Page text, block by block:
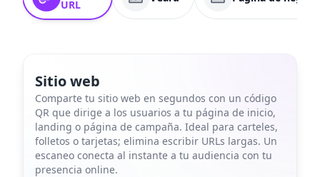
URL
Sitio web
Comparte tu sitio web en segundos con un código
QR que dirige a los usuarios a tu página de inicio,
landing o página de campaña. Ideal para carteles,
folletos o tarjetas; elimina escribir URLs largas. Un
escaneo conecta al instante a tu audiencia con tu
presencia online.